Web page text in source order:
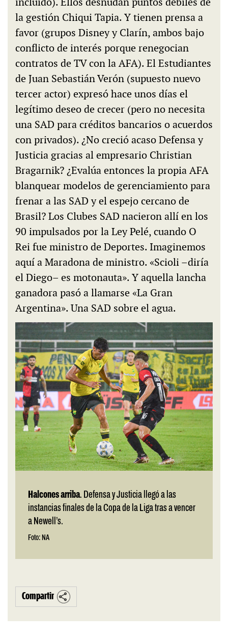
la gestión Chiqui Tapia. Y tienen prensa a
favor (grupos Disney y Clarín, ambos bajo
conflicto de interés porque renegocian
contratos de TV con la AFA). El Estudiantes
de Juan Sebastián Verón (supuesto nuevo
tercer actor) expresó hace unos días el
legítimo deseo de crecer (pero no necesita
una SAD para créditos bancarios o acuerdos
con privados). ¿No creció acaso Defensa y
Justicia gracias al empresario Christian
Bragarnik? ¿Evalúa entonces la propia AFA
blanquear modelos de gerenciamiento para
frenar a las SAD y el espejo cercano de
Brasil? Los Clubes SAD nacieron allí en los
90 impulsados por la Ley Pelé, cuando O
Rei fue ministro de Deportes. Imaginemos
aquí a Maradona de ministro. «Scioli –diría
el Diego– es motonauta». Y aquella lancha
ganadora pasó a llamarse «La Gran
Argentina». Una SAD sobre el agua.
Halcones arriba. Defensa y Justicia llegó a las
instancias finales de la Copa de la Liga tras a vencer
a Newell’s.
Foto: NA
Compartir